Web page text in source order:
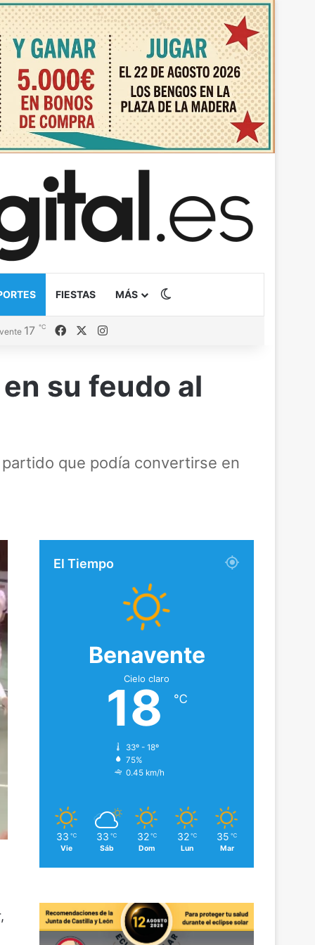
FIESTAS MÁS
17 ℃ Facebook
su feudo al
que podía convertirse en
El Tiempo
Benavente
Cielo claro
18 ℃
33º - 18º
75%
0.45 km/h
33 ℃
Vie
33 ℃
Sáb
32 ℃
Dom
32 ℃
Lun
35 ℃
Mar